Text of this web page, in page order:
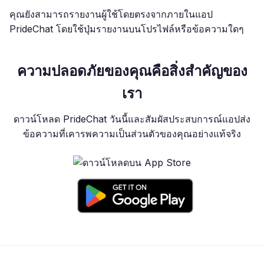
คุณยังสามารถรายงานผู้ใช้โดยตรงจากภายในแอป
PrideChat โดยใช้ปุ่มรายงานบนโปรไฟล์หรือข้อความใดๆ
ความปลอดภัยของคุณคือสิ่งสำคัญของ
เรา
ดาวน์โหลด PrideChat วันนี้และสัมผัสประสบการณ์แอปส่ง
ข้อความที่เคารพความเป็นส่วนตัวของคุณอย่างแท้จริง